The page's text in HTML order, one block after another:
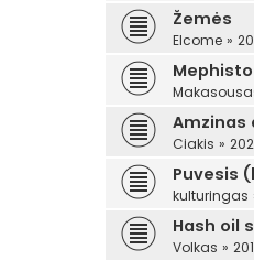
Žemės
Elcome »
Mephisto
Ciakis »
Puvesis
kulturingas
Hash oil
Volkas »